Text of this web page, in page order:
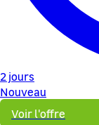
2 jours
Nouveau
Voir l'offre